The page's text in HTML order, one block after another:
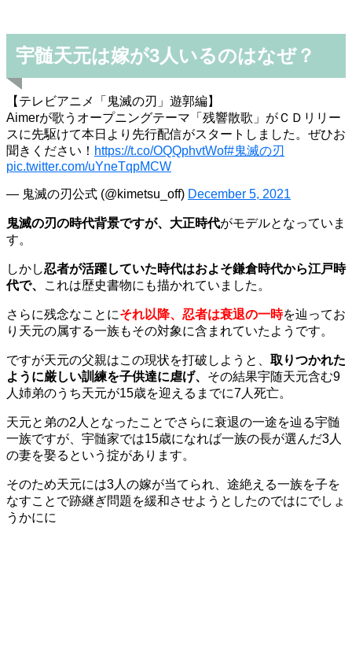
宇髄天元は嫁が3人いるのはなぜ？
【テレビアニメ「鬼滅の刃」遊郭編】
Aimerが歌うオープニングテーマ「残響散歌」がＣＤリリー
スに先駆けて本日より先行配信がスタートしました。ぜひお
聞きください！ https://t.co/OQQphvtWof#鬼滅の刃
pic.twitter.com/uYneTqpMCW
— 鬼滅の刃公式 (@kimetsu_off) December 5, 2021
鬼滅の刃の時代背景ですが、大正時代がモデルとなっていま
す。
しかし忍者が活躍していた時代はおよそ鎌倉時代から江戸時
代で、
これは歴史書物にも描かれていました。
さらに残念なことにそれ以降、忍者は衰退の一時を辿ってお
り天元の属する一族もその対象に含まれていたようです。
ですが天元の父親はこの現状を打破しようと、 取りつかれた
ように厳しい訓練を子供達に虐げ、 その結果宇随天元含む9
人姉弟のうち天元が15歳を迎えるまでに7人死亡。
天元と弟の2人となったことでさらに衰退の一途を辿る宇髄
一族ですが、宇髄家では15歳になれば一族の長が選んだ3人
の妻を娶るという掟があります。
そのため天元には3人の嫁が当てられ、途絶える一族を子を
なすことで跡継ぎ問題を緩和させようとしたのではにでしょ
うかにに